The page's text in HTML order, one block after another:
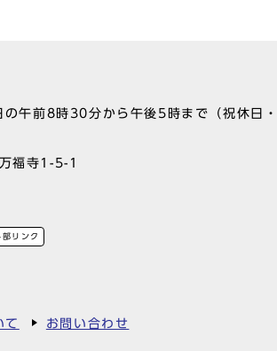
の午前8時30分から午後5時まで（祝休日
福寺1-5-1
部リンク
て お問い合わせ